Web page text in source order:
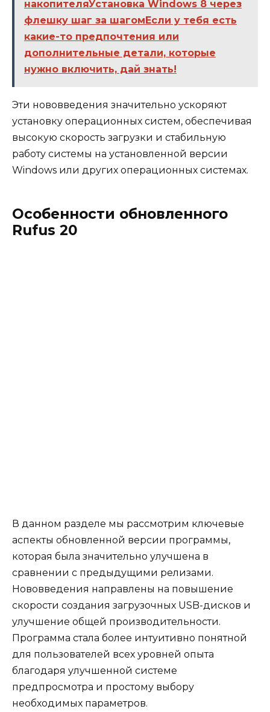
накопителяУстановка Windows 8 через
флешку шаг за шагомЕсли у тебя есть
какие-то предпочтения или
дополнительные детали, которые
нужно включить, дай знать!
Эти нововведения значительно ускоряют
установку операционных систем, обеспечивая
высокую скорость загрузки и стабильную
работу системы на установленной версии
Windows или других операционных системах.
Особенности обновленного
Rufus 20
В данном разделе мы рассмотрим ключевые
аспекты обновленной версии программы,
которая была значительно улучшена в
сравнении с предыдущими релизами.
Нововведения направлены на повышение
скорости создания загрузочных USB-дисков и
улучшение общей производительности.
Программа стала более интуитивно понятной
для пользователей всех уровней опыта
благодаря улучшенной системе
предпросмотра и простому выбору
необходимых параметров.